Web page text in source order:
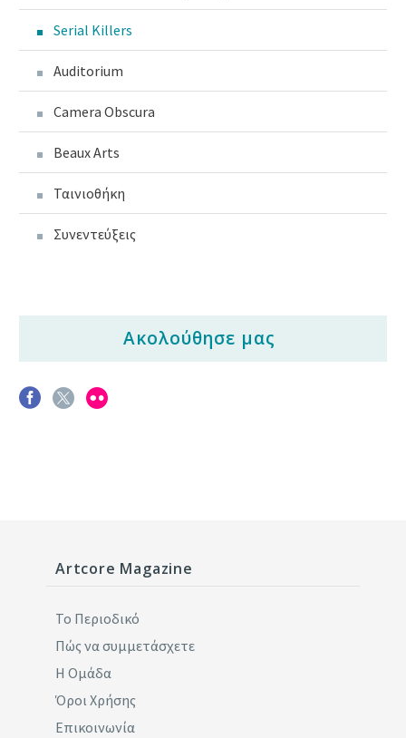
Serial Killers
Auditorium
Camera Obscura
Beaux Arts
Ταινιοθήκη
Συνεντεύξεις
Ακολούθησε μας
Artcore Magazine
Το Περιοδικό
Πώς να συμμετάσχετε
Η Ομάδα
Όροι Χρήσης
Επικοινωνία